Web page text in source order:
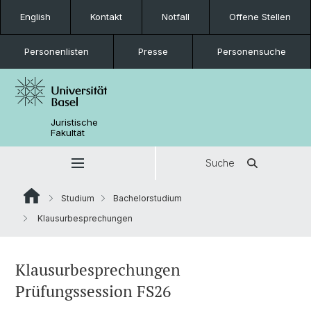
English Kontakt Notfall Offene Stellen
Personenlisten Presse Personensuche
Juristische
Fakultät
Suche
Studium
Bachelorstudium
Klausurbesprechungen
Klausurbesprechungen
Prüfungssession FS26